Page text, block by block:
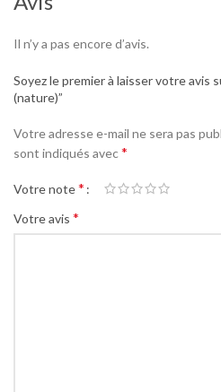
Il n’y a pas encore d’avis.
Soyez le premier à laisser votre avis
(nature)”
Votre adresse e-mail ne sera pas
sont indiqués avec*
Votre note*
Votre avis *